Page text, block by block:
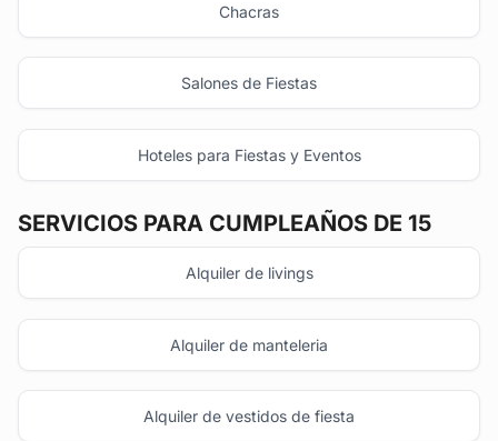
Chacras
Salones de Fiestas
Hoteles para Fiestas y Eventos
SERVICIOS PARA CUMPLEAÑOS DE 15
Alquiler de livings
Alquiler de manteleria
Alquiler de vestidos de fiesta